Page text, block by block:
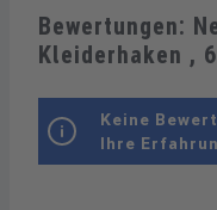
Bewertungen:
Kleiderhaken ,
Keine
Ihre